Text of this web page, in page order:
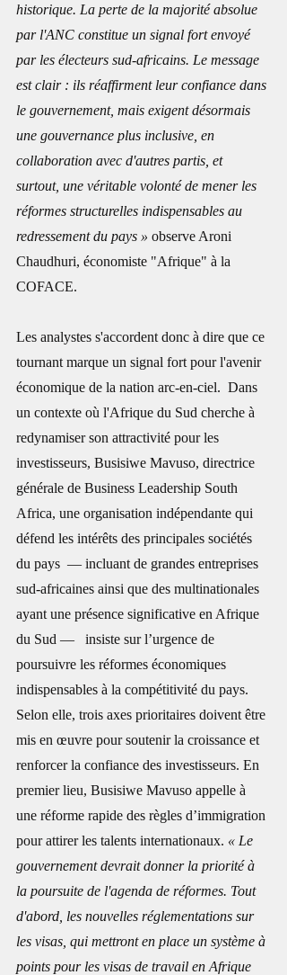
historique. La perte de la majorité absolue
par l'ANC constitue un signal fort envoyé
par les électeurs sud-africains. Le message
est clair : ils réaffirment leur confiance dans
le gouvernement, mais exigent désormais
une gouvernance plus inclusive, en
collaboration avec d'autres partis, et
surtout, une véritable volonté de mener les
réformes structurelles indispensables au
redressement du pays » observe Aroni
Chaudhuri, économiste "Afrique" à la
COFACE.
Les analystes s'accordent donc à dire que ce
tournant marque un signal fort pour l'avenir
économique de la nation arc-en-ciel.  Dans
un contexte où l'Afrique du Sud cherche à
redynamiser son attractivité pour les
investisseurs, Busisiwe Mavuso, directrice
générale de Business Leadership South
Africa, une organisation indépendante qui
défend les intérêts des principales sociétés
du pays  — incluant de grandes entreprises
sud-africaines ainsi que des multinationales
ayant une présence significative en Afrique
du Sud —   insiste sur l’urgence de
poursuivre les réformes économiques
indispensables à la compétitivité du pays.
Selon elle, trois axes prioritaires doivent être
mis en œuvre pour soutenir la croissance et
renforcer la confiance des investisseurs. En
premier lieu, Busisiwe Mavuso appelle à
une réforme rapide des règles d’immigration
pour attirer les talents internationaux. « Le
gouvernement devrait donner la priorité à
la poursuite de l'agenda de réformes. Tout
d'abord, les nouvelles réglementations sur
les visas, qui mettront en place un système à
points pour les visas de travail en Afrique